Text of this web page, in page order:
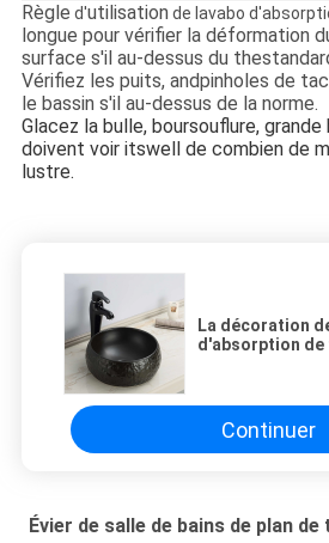
Règle d'utilisation de lavabo
longue pour vérifier la déformation
surface s'il au-dessus du
Vérifiez les puits, andpinholes de
le bassin s'il au-dessus de la norme.
Glacez la bulle, boursouflure, grande
doivent voir itswell de combien de
lustre.
La décoration
d'absorption
Continuer
Évier de salle de bains de plan de